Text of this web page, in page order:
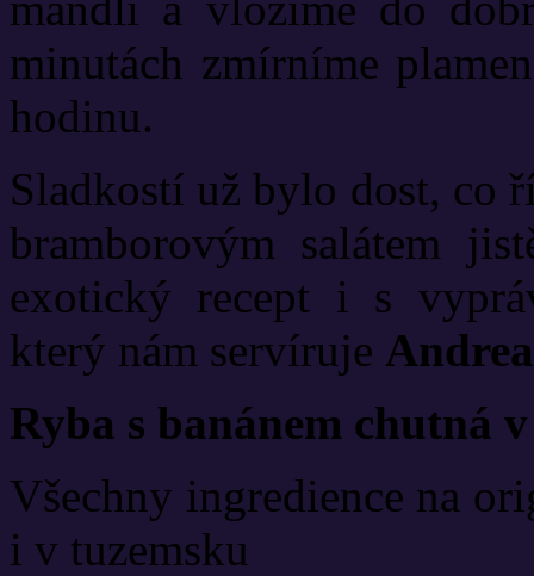
minutách zmírníme
hodinu.
Sladkostí už bylo dost, co
bramborovým salátem
exotický recept i s
který nám servíruje
Ryba s banánem
Všechny ingredience na
i v tuzemsku